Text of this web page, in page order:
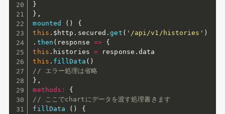
}
} ,
mounted
( )
{
this . $http . secured .get ( '/api/v1/histories' )
. then ( response => {
this . histories = response .
this . fillData ( )
// エラー処理は省略
} ,
methods :
{
// ここでchartにデータを渡す処理書きます
fillData
( )
{